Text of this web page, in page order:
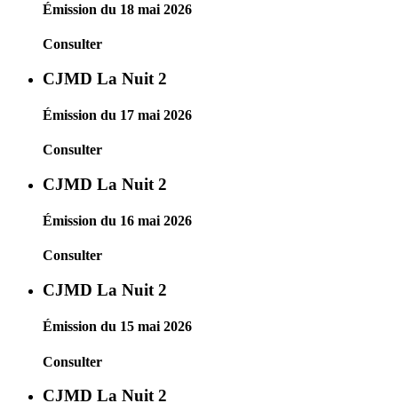
Émission du 18 mai 2026
Consulter
CJMD La Nuit 2
Émission du 17 mai 2026
Consulter
CJMD La Nuit 2
Émission du 16 mai 2026
Consulter
CJMD La Nuit 2
Émission du 15 mai 2026
Consulter
CJMD La Nuit 2